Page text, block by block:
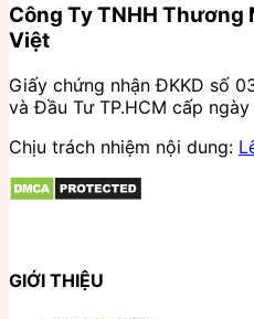
Công Ty TNHH Thương
Việt
Giấy chứng nhận ĐKKD số
và Đầu Tư TP.HCM cấp
Chịu trách nhiệm nội dung:
GIỚI THIỆU